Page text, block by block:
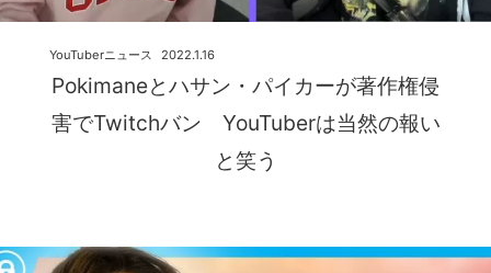
Pokimaneとハサン・パイカーが著作権侵
害でTwitchバン YouTuberは当然の報い
と笑う
2022.1.16
YouTuberニュース